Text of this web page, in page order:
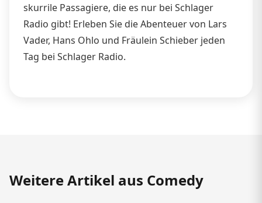
skurrile Passagiere, die es nur bei Schlager
Radio gibt! Erleben Sie die Abenteuer von Lars
Vader, Hans Ohlo und Fräulein Schieber jeden
Tag bei Schlager Radio.
Weitere Artikel aus Comedy